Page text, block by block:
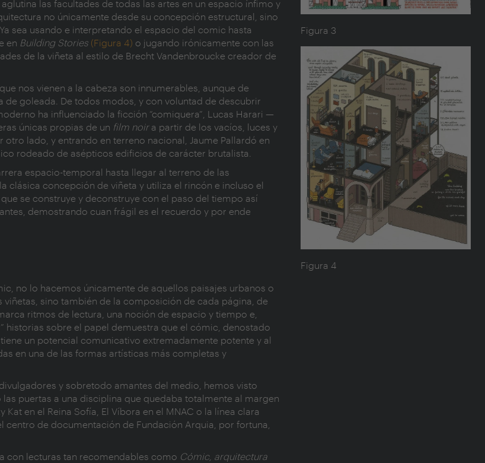
las facultades de todas las artes en un espacio ínfimo y
no únicamente desde su concepción estructural, sino
sea usando e interpretando el espacio del comic hasta
en Building Stories (Figura 4) o jugando irónicamente con las
de la viñeta al estilo de Brecht Vandenbroucke creador de
nos vienen a la cabeza son innumerables, aunque de
de goleada. De todos modos, y con voluntad de descubrir
ha influenciado la ficción “comiquera”, Lucas Harari —
únicas propias de un film noira partir de los vacíos, luces y
lado, y entrando en terreno nacional, Jaume Pallardó en
rodeado de asépticos edificios de carácter brutalista.
espacio-temporal hasta llegar al terreno de las
clásica concepción de viñeta y utiliza el rincón e incluso el
se construye y deconstruye con el paso del tiempo así
demostrando cuan frágil es el recuerdo y por ende
no lo hacemos únicamente de aquellos paisajes urbanos o
sino también de la composición de cada página, de
ritmos de lectura, una noción de espacio y tiempo e,
historias sobre el papel demuestra que el cómic, denostado
un potencial comunicativo extremadamente potente y al
en una de las formas artísticas más completas y
y sobretodo amantes del medio, hemos visto
puertas a una disciplina que quedaba totalmente al margen
en el Reina Sofía, El Víbora en el MNAC o la línea clara
de documentación de Fundación Arquia, por fortuna,
con lecturas tan recomendables como Cómic, arquitectura
Figura 3
Figura 4